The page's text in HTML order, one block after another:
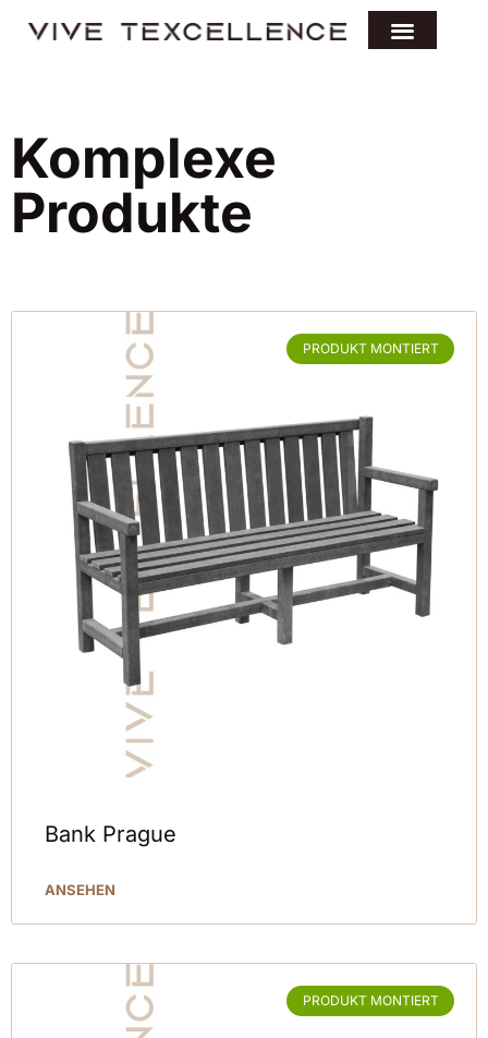
Komplexe
Produkte
PRODUKT MONTIERT
Bank Prague
ANSEHEN
PRODUKT MONTIERT